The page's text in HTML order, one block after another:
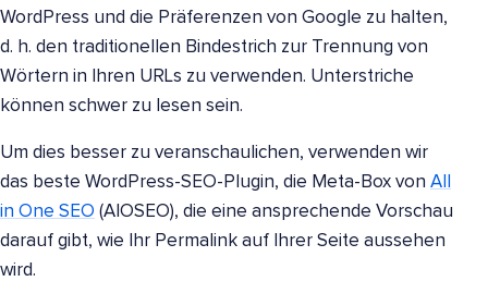
WordPress und die Präferenzen von Google zu halten,
d. h. den traditionellen Bindestrich zur Trennung von
Wörtern in Ihren URLs zu verwenden. Unterstriche
können schwer zu lesen sein.
Um dies besser zu veranschaulichen, verwenden wir
das beste WordPress-SEO-Plugin, die Meta-Box von All
in One SEO (AIOSEO), die eine ansprechende Vorschau
darauf gibt, wie Ihr Permalink auf Ihrer Seite aussehen
wird.